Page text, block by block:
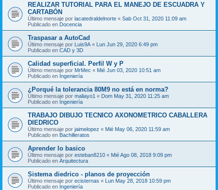
REALIZAR TUTORIAL PARA EL MANEJO DE ESCUADRA Y
CARTABÓN
Último mensaje por lacatedraldelnorte « Sab Oct 31, 2020 11:09 am
Publicado en Docencia
Traspasar a AutoCad
Último mensaje por Luis9A « Lun Jun 29, 2020 6:49 pm
Publicado en CAD y 3D
Calidad superficial. Perfil W y P
Último mensaje por MrMec « Mié Jun 03, 2020 10:51 am
Publicado en Ingeniería
¿Porqué la tolerancia 80M9 no está en norma?
Último mensaje por maliayo1 « Dom May 31, 2020 11:25 am
Publicado en Ingeniería
TRABAJO DIBUJO TECNICO AXONOMETRICO CABALLERA
DIEDRICO
Último mensaje por jaimelopez « Mié May 06, 2020 11:59 am
Publicado en Bachilleratos
Aprender lo basico
Último mensaje por esteban8210 « Mié Ago 08, 2018 9:09 pm
Publicado en Arquitectura
Sistema diedrico - planos de proyección
Último mensaje por ecisternas « Lun May 28, 2018 10:59 pm
Publicado en Ingeniería